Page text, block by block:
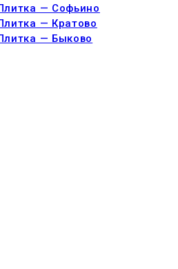
— Софьино
— Кратово
— Быково